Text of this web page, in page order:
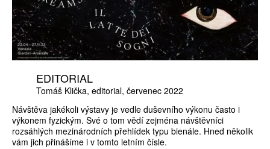
EDITORIAL
Tomáš Klička editorial červenec 2022
Návštěva jakékoli výstavy je vedle duševního výkonu často i
výkonem fyzickým. Své o tom vědí zejména návštěvníci
rozsáhlých mezinárodních přehlídek typu bienále. Hned několik
vám jich přinášíme i v tomto letním čísle.